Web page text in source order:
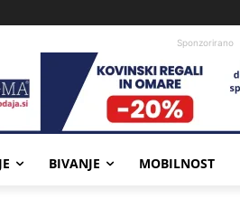
Sponzorirano
BIVANJE MOBILNOST